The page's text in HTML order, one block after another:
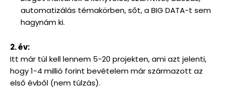
automatizálás témakörben, sőt, a BIG DATA-t sem
hagynám ki.
2. év:
Itt már túl kell lennem 5-20 projekten, ami azt jelenti,
hogy 1-4 millió forint bevételem már származott az
első évből (nem túlzás).